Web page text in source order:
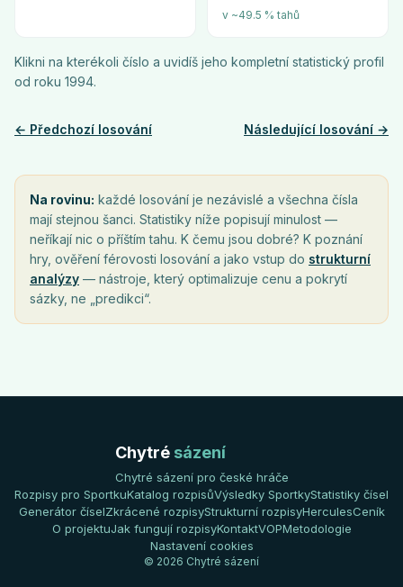
v ~49.5 % tahů
Klikni na kterékoli číslo a uvidíš jeho kompletní statistický profil
od roku 1994.
← Předchozí losování Následující losování →
Na rovinu: každé losování je nezávislé a všechna čísla
mají stejnou šanci. Statistiky níže popisují minulost —
neříkají nic o příštím tahu. K čemu jsou dobré? K poznání
hry, ověření férovosti losování a jako vstup do strukturní
analýzy — nástroje, který optimalizuje cenu a pokrytí
sázky, ne „predikci“.
Chytré sázení
Chytré sázení pro české hráče
Rozpisy pro SportkuKatalog rozpisůVýsledky SportkyStatistiky čísel
Generátor číselZkrácené rozpisyStrukturní rozpisyHerculesCeník
O projektuJak fungují rozpisyKontaktVOPMetodologie
Nastavení cookies
© 2026 Chytré sázení